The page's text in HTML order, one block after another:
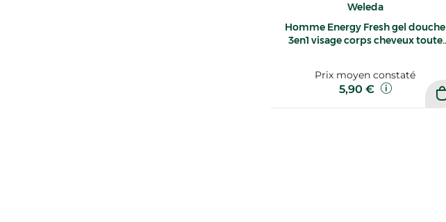
Weleda
Homme Energy Fresh gel douche
3en1 visage corps cheveux toute
Prix moyen constaté
5,90 €